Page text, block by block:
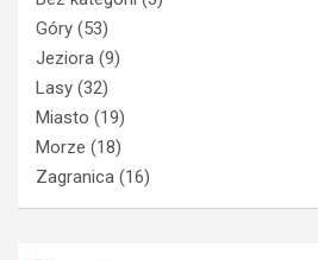
Góry (53)
Jeziora (9)
Lasy (32)
Miasto (19)
Morze (18)
Zagranica (16)